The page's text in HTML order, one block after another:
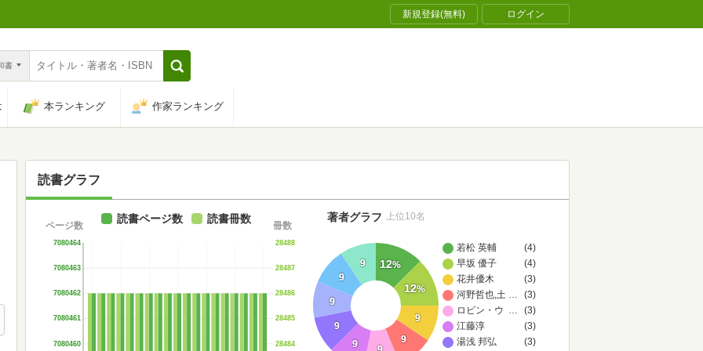
新規登録(無料) ログイン
書
本ランキング 作家ランキング
読書グラフ
7080460
7080461
7080462
7080463
7080464
ページ数
28484
28485
28486
28487
28488
冊数
読書ページ数 読書冊数
若松 英輔
(4)
早坂 優子
(4)
花井優木
(3)
河野哲也,土屋陽介,村瀬智之,神戸和佳子,松川絵里
(3)
…
ロビン・ウォール・キマラー
(3)
…
江藤淳
(3)
湯浅 邦弘
(3)
12%
12%
9
9
9
9
9
9
9
著者グラフ 上位10名